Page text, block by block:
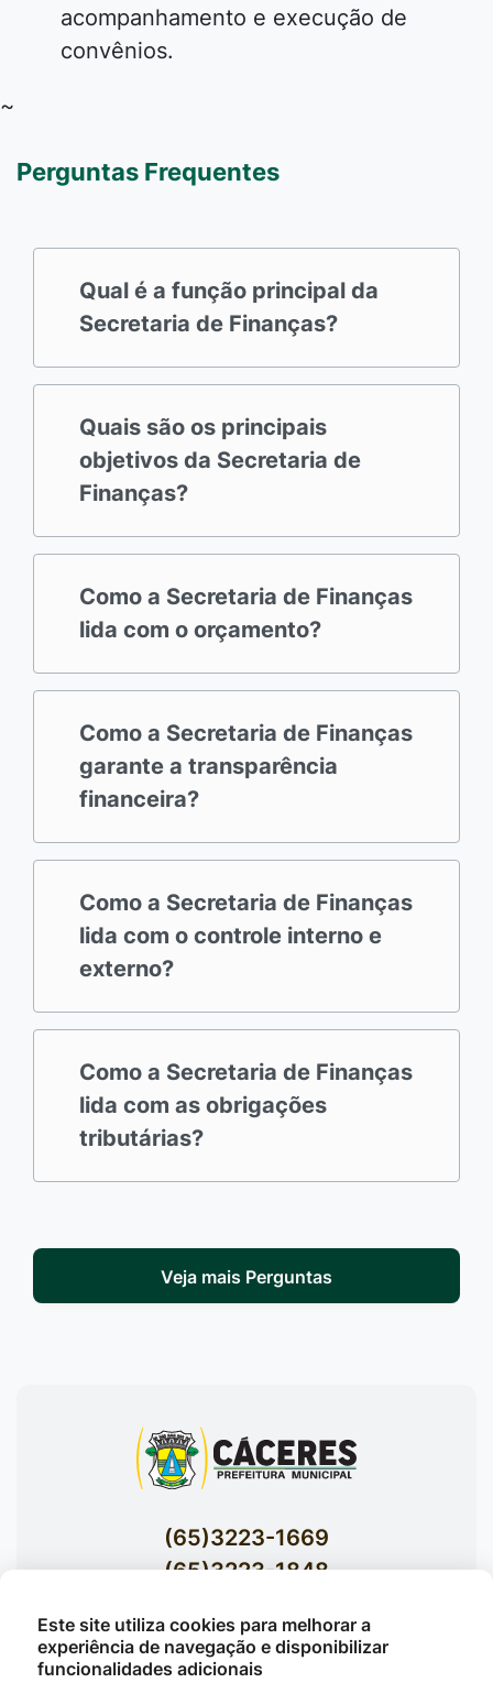
acompanhamento e execução de
convênios.
~
Perguntas Frequentes
Qual é a função principal da
Secretaria de Finanças?
Quais são os principais
objetivos da Secretaria de
Finanças?
Como a Secretaria de Finanças
lida com o orçamento?
Como a Secretaria de Finanças
garante a transparência
financeira?
Como a Secretaria de Finanças
lida com o controle interno e
externo?
Como a Secretaria de Finanças
lida com as obrigações
tributárias?
Veja mais Perguntas
(65)3223-1669
(65)3223-1848
Av. Brasil nº 119 Bairro Jardim Celeste -
Cáceres
Este site utiliza cookies para melhorar a
experiência de navegação e disponibilizar
funcionalidades adicionais